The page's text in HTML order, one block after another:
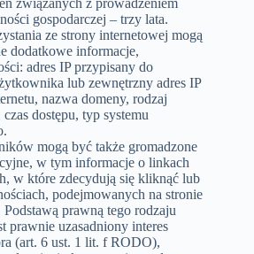
związanych z prowadzeniem
gospodarczej – trzy lata.
ze strony internetowej mogą
dodatkowe informacje,
adres IP przypisany do
lub zewnętrzny adres IP
nazwa domeny, rodzaj
dostępu, typ systemu
mogą być także gromadzone
w tym informacje o linkach
w które zdecydują się kliknąć lub
podejmowanych na stronie
prawną tego rodzaju
prawnie uzasadniony interes
(art. 6 ust. 1 lit. f RODO),